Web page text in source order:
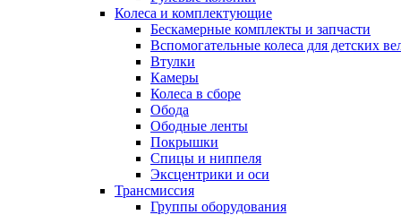
Колеса и комплектующие
Бескамерные комплекты и запчасти
Вспомогательные колеса для детских
Втулки
Камеры
Колеса в сборе
Обода
Ободные ленты
Покрышки
Спицы и ниппеля
Эксцентрики и оси
Трансмиссия
Группы оборудования